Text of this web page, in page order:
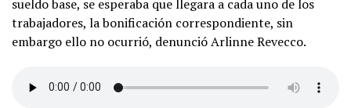
sueldo base, se esperaba que llegara a cada uno de los
trabajadores, la bonificación correspondiente, sin
embargo ello no ocurrió, denunció Arlinne Revecco.